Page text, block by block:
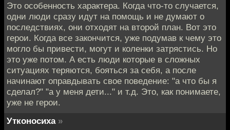
Это особенность характера. Когда что-то случается,
одни люди сразу идут на помощь и не думают о
последствиях, они отходят на второй план. Вот это
герои. Когда все закончится, уже подумав к чему это
могло бы привести, могут и коленки затрястись. Но
это уже потом. А есть люди которые в сложных
ситуациях теряются, бояться за себя, а после
начинают оправдывать свое поведение: "а что бы я
сделал?" "а у меня дети..." и т.д. Это, как понимаете,
уже не герои.
Утконосиха »